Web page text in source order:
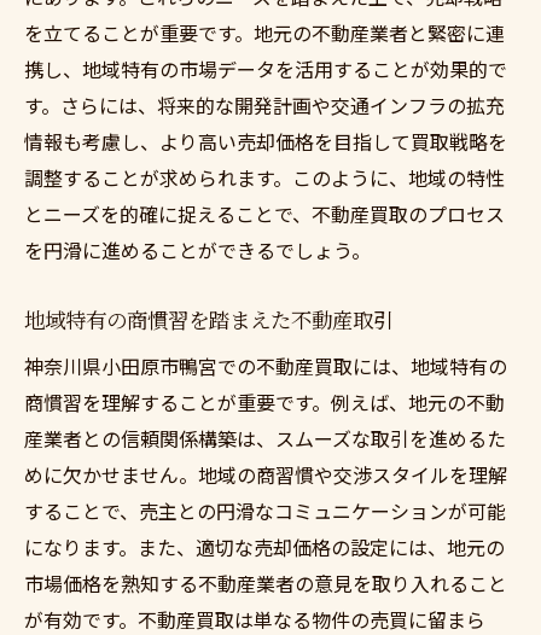
を立てることが重要です。地元の不動産業者と緊密に連
携し、地域特有の市場データを活用することが効果的で
す。さらには、将来的な開発計画や交通インフラの拡充
情報も考慮し、より高い売却価格を目指して買取戦略を
調整することが求められます。このように、地域の特性
とニーズを的確に捉えることで、不動産買取のプロセス
を円滑に進めることができるでしょう。
地域特有の商慣習を踏まえた不動産取引
神奈川県小田原市鴨宮での不動産買取には、地域特有の
商慣習を理解することが重要です。例えば、地元の不動
産業者との信頼関係構築は、スムーズな取引を進めるた
めに欠かせません。地域の商習慣や交渉スタイルを理解
することで、売主との円滑なコミュニケーションが可能
になります。また、適切な売却価格の設定には、地元の
市場価格を熟知する不動産業者の意見を取り入れること
が有効です。不動産買取は単なる物件の売買に留まら